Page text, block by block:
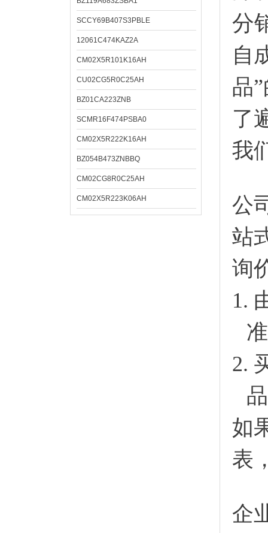
SCCY69B407S3PBLE
12061C474KAZ2A
CM02X5R101K16AH
CU02CG5R0C25AH
BZ01CA223ZNB
SCMR16F474PSBA0
CM02X5R222K16AH
BZ054B473ZNBBQ
CM02CG8R0C25AH
CM02X5R223K06AH
分
自
品
了
我
公
站
询
1.
2.
如
表
企